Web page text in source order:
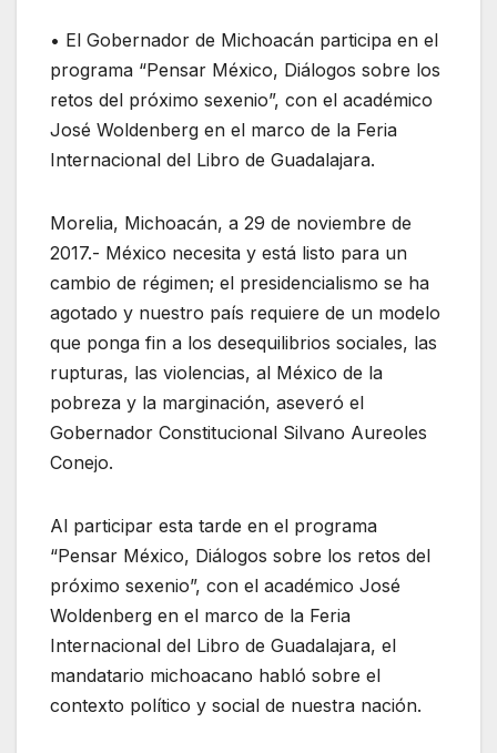
• El Gobernador de Michoacán participa en el
programa “Pensar México, Diálogos sobre los
retos del próximo sexenio”, con el académico
José Woldenberg en el marco de la Feria
Internacional del Libro de Guadalajara.
Morelia, Michoacán, a 29 de noviembre de
2017.- México necesita y está listo para un
cambio de régimen; el presidencialismo se ha
agotado y nuestro país requiere de un modelo
que ponga fin a los desequilibrios sociales, las
rupturas, las violencias, al México de la
pobreza y la marginación, aseveró el
Gobernador Constitucional Silvano Aureoles
Conejo.
Al participar esta tarde en el programa
“Pensar México, Diálogos sobre los retos del
próximo sexenio”, con el académico José
Woldenberg en el marco de la Feria
Internacional del Libro de Guadalajara, el
mandatario michoacano habló sobre el
contexto político y social de nuestra nación.